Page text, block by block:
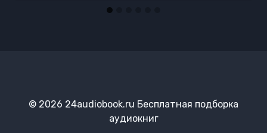
© 2026 24audiobook.ru Бесплатная подборка
аудиокниг